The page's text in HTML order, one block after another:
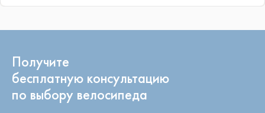
Получите
бесплатную консультацию
по выбору велосипеда